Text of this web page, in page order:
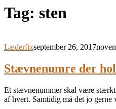
Tag: sten
Læderfixseptember 26, 2017
Stævnenumre der
Et stævnenummer skal være
af hvert. Samtidig må det jo